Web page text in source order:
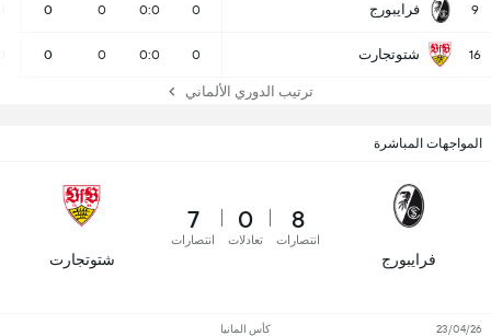
9 فرايبورج 0
0:0
0
0
16 شتوتجارت 0
0:0
0
0
ترتيب الدوري الألماني
المواجهات المباشرة
فرايبورج
8
انتصارات
0
تعادلات
7
انتصارات
شتوتجارت
كأس المانيا 23/04/26